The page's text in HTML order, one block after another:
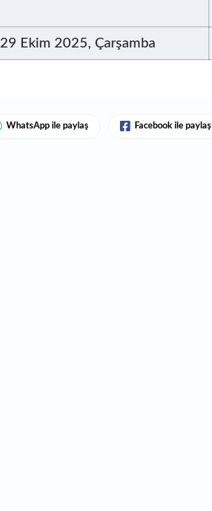
29 Ekim 2025, Çarşamba
WhatsApp ile paylaş Facebook ile paylaş